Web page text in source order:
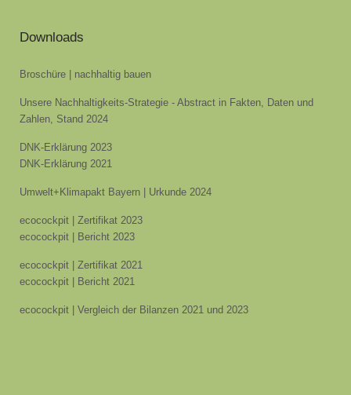
Downloads
Broschüre | nachhaltig bauen
Unsere Nachhaltigkeits-Strategie - Abstract in Fakten, Daten und
Zahlen, Stand 2024
DNK-Erklärung 2023
DNK-Erklärung 2021
Umwelt+Klimapakt Bayern | Urkunde 2024
ecocockpit | Zertifikat 2023
ecocockpit | Bericht 2023
ecocockpit | Zertifikat 2021
ecocockpit | Bericht 2021
ecocockpit | Vergleich der Bilanzen 2021 und 2023